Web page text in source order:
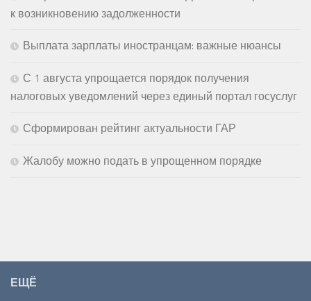
к возникновению задолженности
Выплата зарплаты иностранцам: важные нюансы
С 1 августа упрощается порядок получения
налоговых уведомлений через единый портал госуслуг
Сформирован рейтинг актуальности ГАР
Жалобу можно подать в упрощенном порядке
ЕЩЁ